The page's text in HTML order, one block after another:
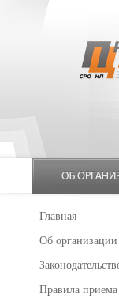
Главная
Об организации
Правила приема